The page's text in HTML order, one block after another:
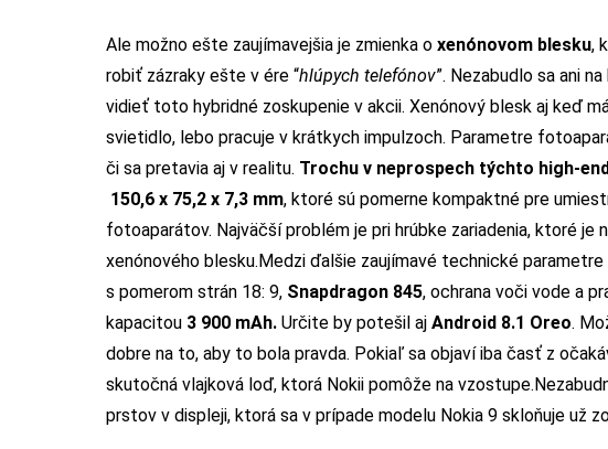
Ale možno ešte zaujímavejšia je zmienka o xenónovom blesku,
robiť zázraky ešte v ére “hlúpych telefónov”. Nezabudlo sa ani
vidieť toto hybridné zoskupenie v akcii. Xenónový blesk aj keď
svietidlo, lebo pracuje v krátkych impulzoch. Parametre
či sa pretavia aj v realitu. Trochu v neprospech týchto high-
150,6 x 75,2 x 7,3 mm, ktoré sú pomerne kompaktné pre
fotoaparátov. Najväčší problém je pri hrúbke zariadenia, ktoré je
xenónového blesku. Medzi ďalšie zaujímavé technické
s pomerom strán 18: 9, Snapdragon 845, ochrana voči vode a
kapacitou 3 900 mAh. Určite by potešil aj Android 8.1 Oreo.
dobre na to, aby to bola pravda. Pokiaľ sa objaví iba časť z
skutočná vlajková loď, ktorá Nokii pomôže na vzostupe.
prstov v displeji, ktorá sa v prípade modelu Nokia 9 skloňuje už